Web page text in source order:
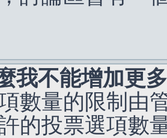
我不能增加更
數量的限制由
的投票選項數